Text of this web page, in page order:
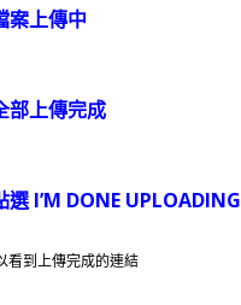
案上傳中
部上傳完成
選 I’M DONE UPLOADING
看到上傳完成的連結